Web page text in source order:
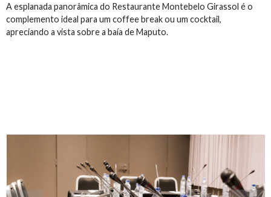
A esplanada panorâmica do Restaurante Montebelo Girassol é o
complemento ideal para um coffee break ou um cocktail,
apreciando a vista sobre a baía de Maputo.